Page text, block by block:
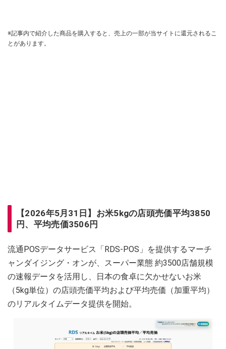
※記事内で紹介した商品を購入すると、売上の一部が当サイトに還元されるこ
とがあります。
【2026年5月31日】お米5kgの店頭売価平均3850
円、平均売価3506円
流通POSデータサービス「RDS-POS」を提供するマーチ
ャンダイジング・オンが、スーパー業態 約3500店舗規模
の速報データを活用し、日本の食卓に欠かせないお米
（5kg単位）の店頭売価平均および平均売価（加重平均）
のリアルタイムデータ提供を開始。